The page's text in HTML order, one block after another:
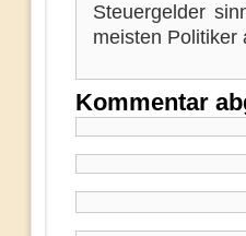
Steuergelder
meisten Politiker
Kommentar